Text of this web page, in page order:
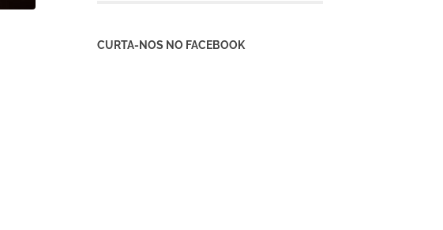
CURTA-NOS NO FACEBOOK